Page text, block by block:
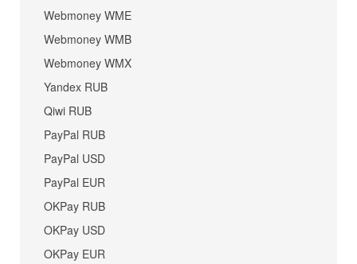
Webmoney WME
Webmoney WMB
Webmoney WMX
Yandex RUB
Qiwi RUB
PayPal RUB
PayPal USD
PayPal EUR
OKPay RUB
OKPay USD
OKPay EUR